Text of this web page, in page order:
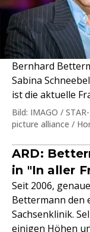
Bernhard
Sabina
ist die aktuelle
Bild: IMAGO /
picture alliance /
ARD:
in "In aller
Seit 2006,
Bettermann den
Sachsenklinik.
einigen Höhen